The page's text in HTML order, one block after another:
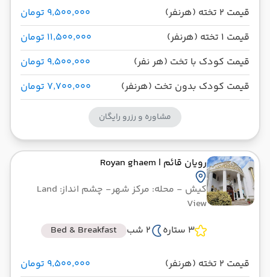
قیمت 2 تخته (هرنفر)
۹٬۵۰۰٬۰۰۰ تومان
قیمت 1 تخته (هرنفر)
۱۱٬۵۰۰٬۰۰۰ تومان
قیمت کودک با تخت (هر نفر)
۹٬۵۰۰٬۰۰۰ تومان
قیمت کودک بدون تخت (هرنفر)
۷٬۷۰۰٬۰۰۰ تومان
مشاوره و رزرو رایگان
رویان قائم | Royan ghaem
کیش - محله: مرکز شهر
- چشم انداز: Land
View
3 ستاره
2 شب Bed & Breakfast
قیمت 2 تخته (هرنفر)
۹٬۵۰۰٬۰۰۰ تومان